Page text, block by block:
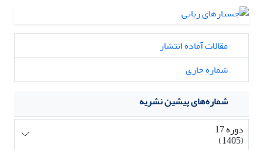
مقالات آماده انتشار
شماره جاری
شماره‌های پیشین نشریه
دوره 17
(1405)